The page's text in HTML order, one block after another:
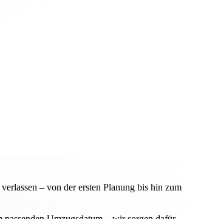
– von der ersten Planung bis hin zum